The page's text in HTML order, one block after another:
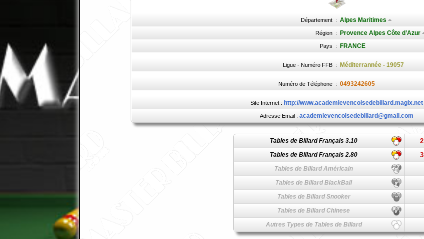
Département : Alpes Maritimes
Région : Provence Alpes Côte d’Azur
Pays : FRANCE
Ligue - Numéro FFB : Méditerrannée - 19057
Numéro de Téléphone : 0493242605
Site Internet : http://www.academievencoisedebillard.magix.net
Adresse Email : academievencoisedebillard@gmail.com
Tables de Billard Français 3.10 2
Tables de Billard Français 2.80 3
Tables de Billard Américain
Tables de Billard BlackBall
Tables de Billard Snooker
Tables de Billard Chinese
Autres Types de Tables de Billard